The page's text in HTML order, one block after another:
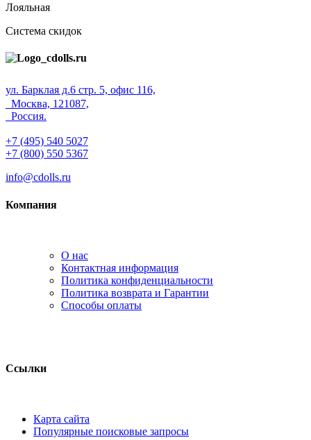
Лояльная
Система скидок
ул. Барклая д.6 стр. 5, офис 116,
Москва, 121087,
Россия.
+7 (495) 540 5027
+7 (800) 550 5367
info@cdolls.ru
Компания
О нас
Контактная информация
Политика конфиденциальности
Политика возврата и Гарантии
Способы оплаты
Ссылки
Карта сайта
Популярные поисковые запросы